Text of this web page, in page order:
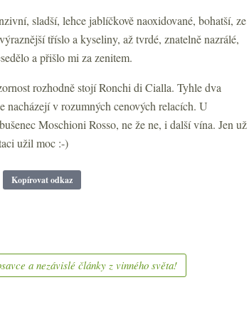
sladší, lehce jablíčkově naoxidované, bohatší, ze
tříslo a kyseliny, až tvrdé, znatelně nazrálé,
a přišlo mi za zenitem.
rozhodně stojí Ronchi di Cialla. Tyhle dva
nacházejí v rozumných cenových relacích. U
Moschioni Rosso, ne že ne, i další vína. Jen už
užil moc :-)
Kopírovat odkaz
a nezávislé články z vinného světa!